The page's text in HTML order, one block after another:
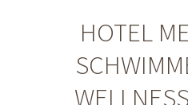
HOTEL